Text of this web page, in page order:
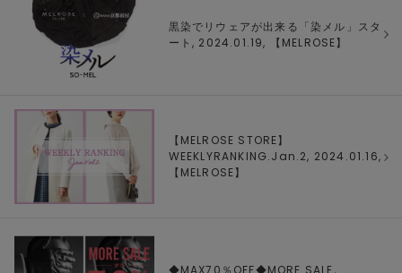
黒染でリウェアが出来る「染メル」スタ
ート, 2024.01.19, 【 MELROSE】
【MELROSE STORE】
WEEKLYRANKING.Jan.2, 2024.01.16,
【 MELROSE】
◆MAX70％OFF◆MORE SALE,